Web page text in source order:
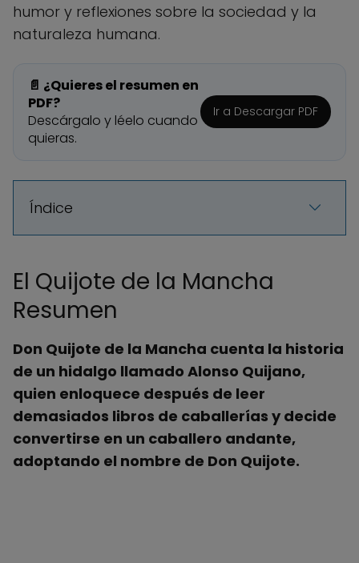
humor y reflexiones sobre la sociedad y la
naturaleza humana.
📄 ¿Quieres el resumen en
PDF?
Descárgalo y léelo cuando
quieras.
Ir a Descargar PDF
Índice
El Quijote de la Mancha
Resumen
Don Quijote de la Mancha cuenta la historia
de un hidalgo llamado Alonso Quijano,
quien enloquece después de leer
demasiados libros de caballerías y decide
convertirse en un caballero andante,
adoptando el nombre de Don Quijote.